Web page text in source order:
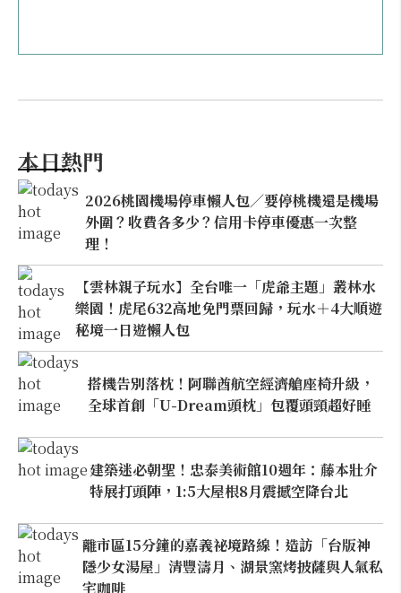
本日熱門
2026桃園機場停車懶人包／要停桃機還是機場
外圍？收費各多少？信用卡停車優惠一次整
理！
【雲林親子玩水】全台唯一「虎爺主題」叢林水
樂園！虎尾632高地免門票回歸，玩水＋4大順遊
秘境一日遊懶人包
搭機告別落枕！阿聯酋航空經濟艙座椅升級，
全球首創「U-Dream頭枕」包覆頭頸超好睡
建築迷必朝聖！忠泰美術館10週年：藤本壯介
特展打頭陣，1:5大屋根8月震撼空降台北
離市區15分鐘的嘉義祕境路線！造訪「台版神
隱少女湯屋」清豐濤月、湖景窯烤披薩與人氣私
宅咖啡